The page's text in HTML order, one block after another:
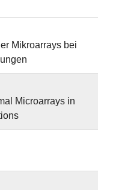
Mikroarrays bei
Microarrays in